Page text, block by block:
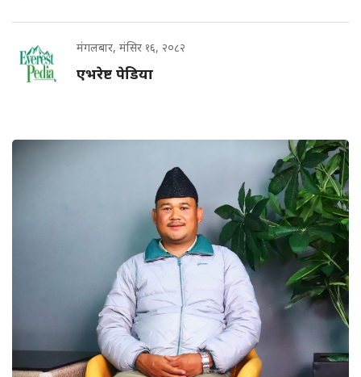
मंगलबार, मंसिर १६, २०८२
एभरेष्ट पेडिया